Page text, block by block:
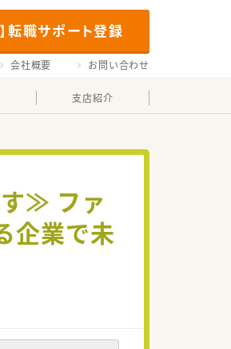
転職サポート登録
会社概要 お問い合わせ
支店紹介
す≫ ファ
企業で未